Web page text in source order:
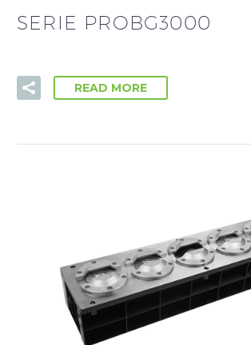
SERIE PROBG3000
READ MORE